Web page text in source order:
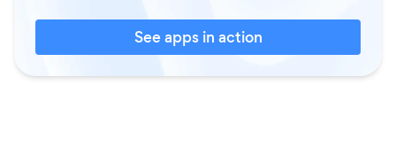
See apps in action